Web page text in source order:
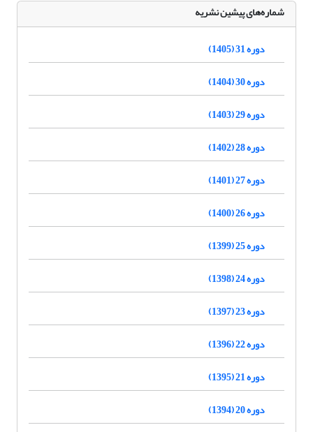
شماره‌های پیشین نشریه
دوره 31 (1405)
دوره 30 (1404)
دوره 29 (1403)
دوره 28 (1402)
دوره 27 (1401)
دوره 26 (1400)
دوره 25 (1399)
دوره 24 (1398)
دوره 23 (1397)
دوره 22 (1396)
دوره 21 (1395)
دوره 20 (1394)